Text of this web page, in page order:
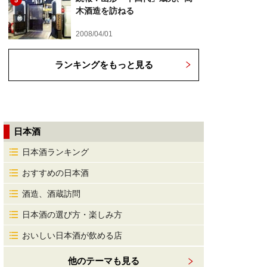
木酒造を訪ねる
2008/04/01
ランキングをもっと見る
日本酒
日本酒ランキング
おすすめの日本酒
酒造、酒蔵訪問
日本酒の選び方・楽しみ方
おいしい日本酒が飲める店
他のテーマも見る